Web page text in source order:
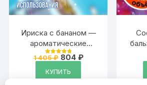
Ириска с бананом —
ароматические
кубики Аурасо,
ароматический воск,
аромакубики для
Оценка
из 5
1 405₽ Первоначальная
составляла
1
804 ₽Текущая
КУПИТЬ